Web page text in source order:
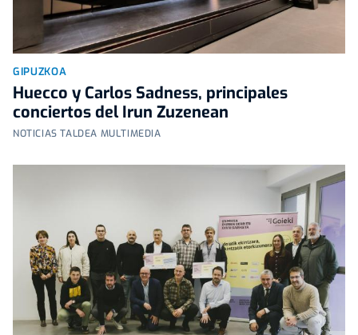
GIPUZKOA
Huecco y Carlos Sadness, principales
conciertos del Irun Zuzenean
NOTICIAS TALDEA MULTIMEDIA